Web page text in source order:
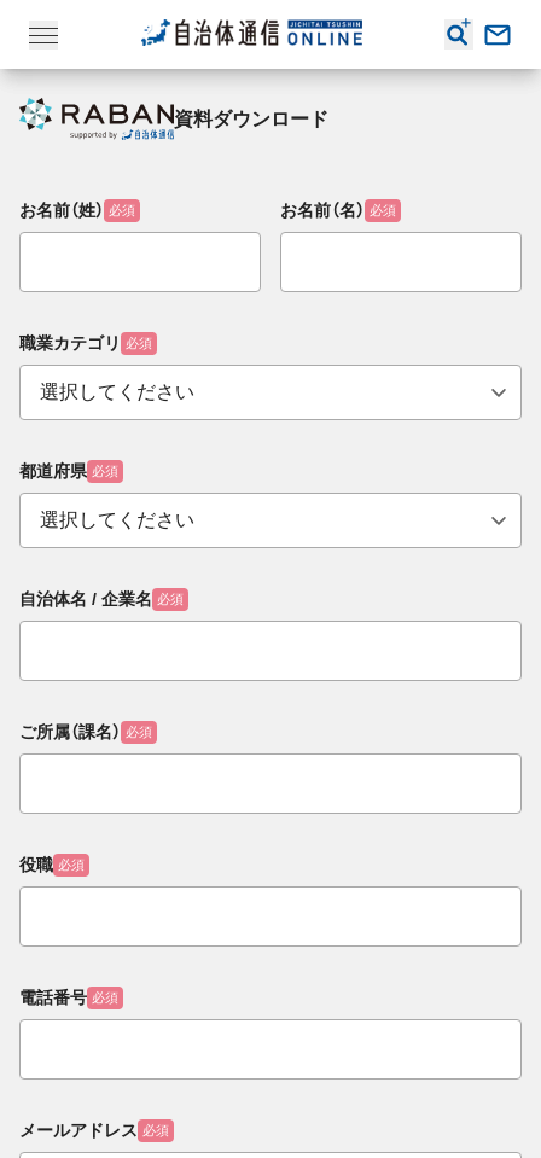
資料ダウンロード
お名前（姓） 必須 お名前（名） 必須
職業カテゴリ 必須
都道府県 必須
自治体名 / 企業名 必須
ご所属（課名） 必須
役職 必須
電話番号 必須
メールアドレス 必須